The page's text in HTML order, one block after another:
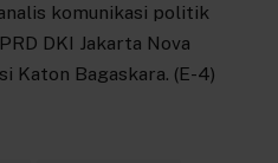
komunikasi politik
DKI Jakarta Nova
Katon Bagaskara. (E-4)